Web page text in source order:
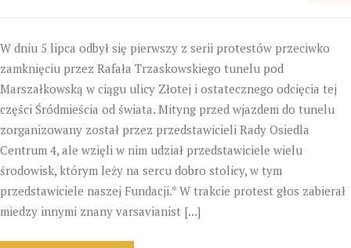
W dniu 5 lipca odbył się pierwszy z serii protestów przeciwko
zamknięciu przez Rafała Trzaskowskiego tunelu pod
Marszałkowską w ciągu ulicy Złotej i ostatecznego odcięcia tej
części Śródmieścia od świata. Mityng przed wjazdem do tunelu
zorganizowany został przez przedstawicieli Rady Osiedla
Centrum 4, ale wzięli w nim udział przedstawiciele wielu
środowisk, którym leży na sercu dobro stolicy, w tym
przedstawiciele naszej Fundacji.* W trakcie protest głos zabierał
miedzy innymi znany varsavianist [...]